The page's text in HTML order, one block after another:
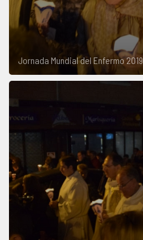
Jornada Mundial del Enfermo 2019